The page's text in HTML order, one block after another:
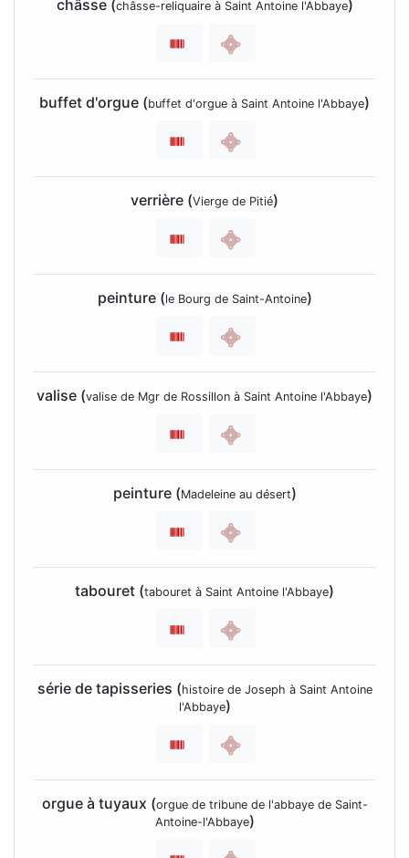
châsse (châsse-reliquaire à Saint Antoine l'Abbaye)
buffet d'orgue (buffet d'orgue à Saint Antoine l'Abbaye)
verrière (Vierge de Pitié)
peinture (le Bourg de Saint-Antoine)
valise (valise de Mgr de Rossillon à Saint Antoine l'Abbaye)
peinture (Madeleine au désert)
tabouret (tabouret à Saint Antoine l'Abbaye)
série de tapisseries (histoire de Joseph à Saint Antoine
l'Abbaye)
orgue à tuyaux (orgue de tribune de l'abbaye de Saint-
Antoine-l'Abbaye)